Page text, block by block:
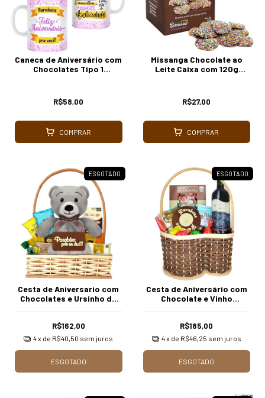
Caneca de Aniversário com
Chocolates Tipo 1
R$58,00
COMPRAR
Missanga Chocolate ao
Leite Caixa com 120g
R$27,00
COMPRAR
ESGOTADO
Cesta de Aniversario com
Chocolates e Ursinho de
R$162,00
4x de R$40,50 sem juros
ESGOTADO
ESGOTADO
Cesta de Aniversário com
Chocolate e Vinho
R$185,00
4x de R$46,25 sem juros
ESGOTADO